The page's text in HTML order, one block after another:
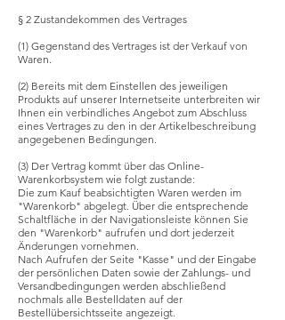
§ 2 Zustandekommen des Vertrages
(1) Gegenstand des Vertrages ist der Verkauf von
Waren.
(2) Bereits mit dem Einstellen des jeweiligen
Produkts auf unserer Internetseite unterbreiten wir
Ihnen ein verbindliches Angebot zum Abschluss
eines Vertrages zu den in der Artikelbeschreibung
angegebenen Bedingungen.
(3) Der Vertrag kommt über das Online-
Warenkorbsystem wie folgt zustande:
Die zum Kauf beabsichtigten Waren werden im
"Warenkorb" abgelegt. Über die entsprechende
Schaltfläche in der Navigationsleiste können Sie
den "Warenkorb" aufrufen und dort jederzeit
Änderungen vornehmen.
Nach Aufrufen der Seite "Kasse" und der Eingabe
der persönlichen Daten sowie der Zahlungs- und
Versandbedingungen werden abschließend
nochmals alle Bestelldaten auf der
Bestellübersichtsseite angezeigt.